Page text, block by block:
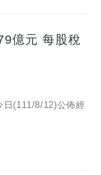
億元 每股稅
日(111/8/12)公佈經